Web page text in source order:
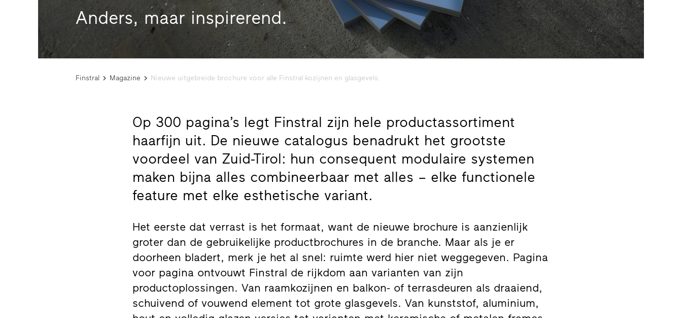
Anders, maar inspirerend.
Finstral Magazine Nieuwe uitgebreide brochure voor alle Finstral kozijnen en glasgevels.
Op 300 pagina’s legt Finstral zijn hele productassortiment
haarfijn uit. De nieuwe catalogus benadrukt het grootste
voordeel van Zuid-Tirol: hun consequent modulaire systemen
maken bijna alles combineerbaar met alles – elke functionele
feature met elke esthetische variant.
Het eerste dat verrast is het formaat, want de nieuwe brochure is aanzienlijk
groter dan de gebruikelijke productbrochures in de branche. Maar als je er
doorheen bladert, merk je het al snel: ruimte werd hier niet weggegeven. Pagina
voor pagina ontvouwt Finstral de rijkdom aan varianten van zijn
productoplossingen. Van raamkozijnen en balkon- of terrasdeuren als draaiend,
schuivend of vouwend element tot grote glasgevels. Van kunststof, aluminium,